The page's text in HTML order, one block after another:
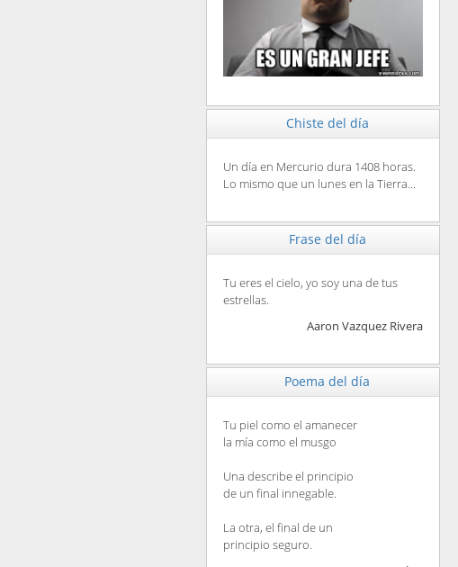
Chiste del día
Un día en Mercurio dura 1408 horas.
Lo mismo que un lunes en la Tierra...
Frase del día
Tu eres el cielo, yo soy una de tus
estrellas.
Aaron Vazquez Rivera
Poema del día
Tu piel como el amanecer
la mía como el musgo
Una describe el principio
de un final innegable.
La otra, el final de un
principio seguro.